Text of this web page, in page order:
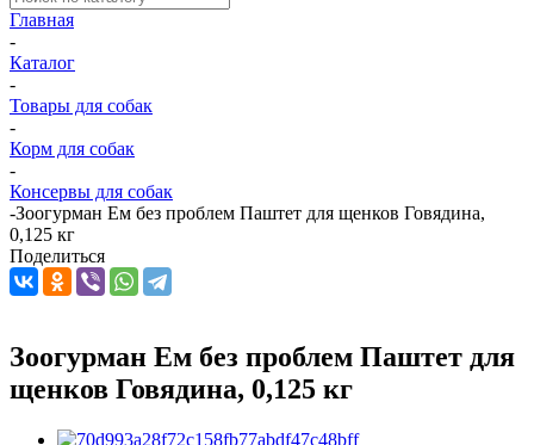
Главная
-
Каталог
-
Товары для собак
-
Корм для собак
-
Консервы для собак
-Зоогурман Ем без проблем Паштет для щенков Говядина,
0,125 кг
Поделиться
Зоогурман Ем без проблем Паштет для
щенков Говядина, 0,125 кг